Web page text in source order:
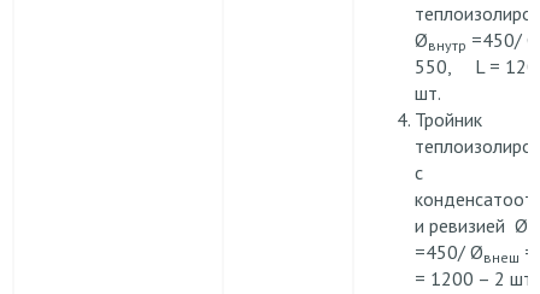
Øвнутр =450/ Ø
550, L =
шт.
Тройник
с
и ревизией Ø
=450/ Øвнеш
= 1200 – 2 шт.